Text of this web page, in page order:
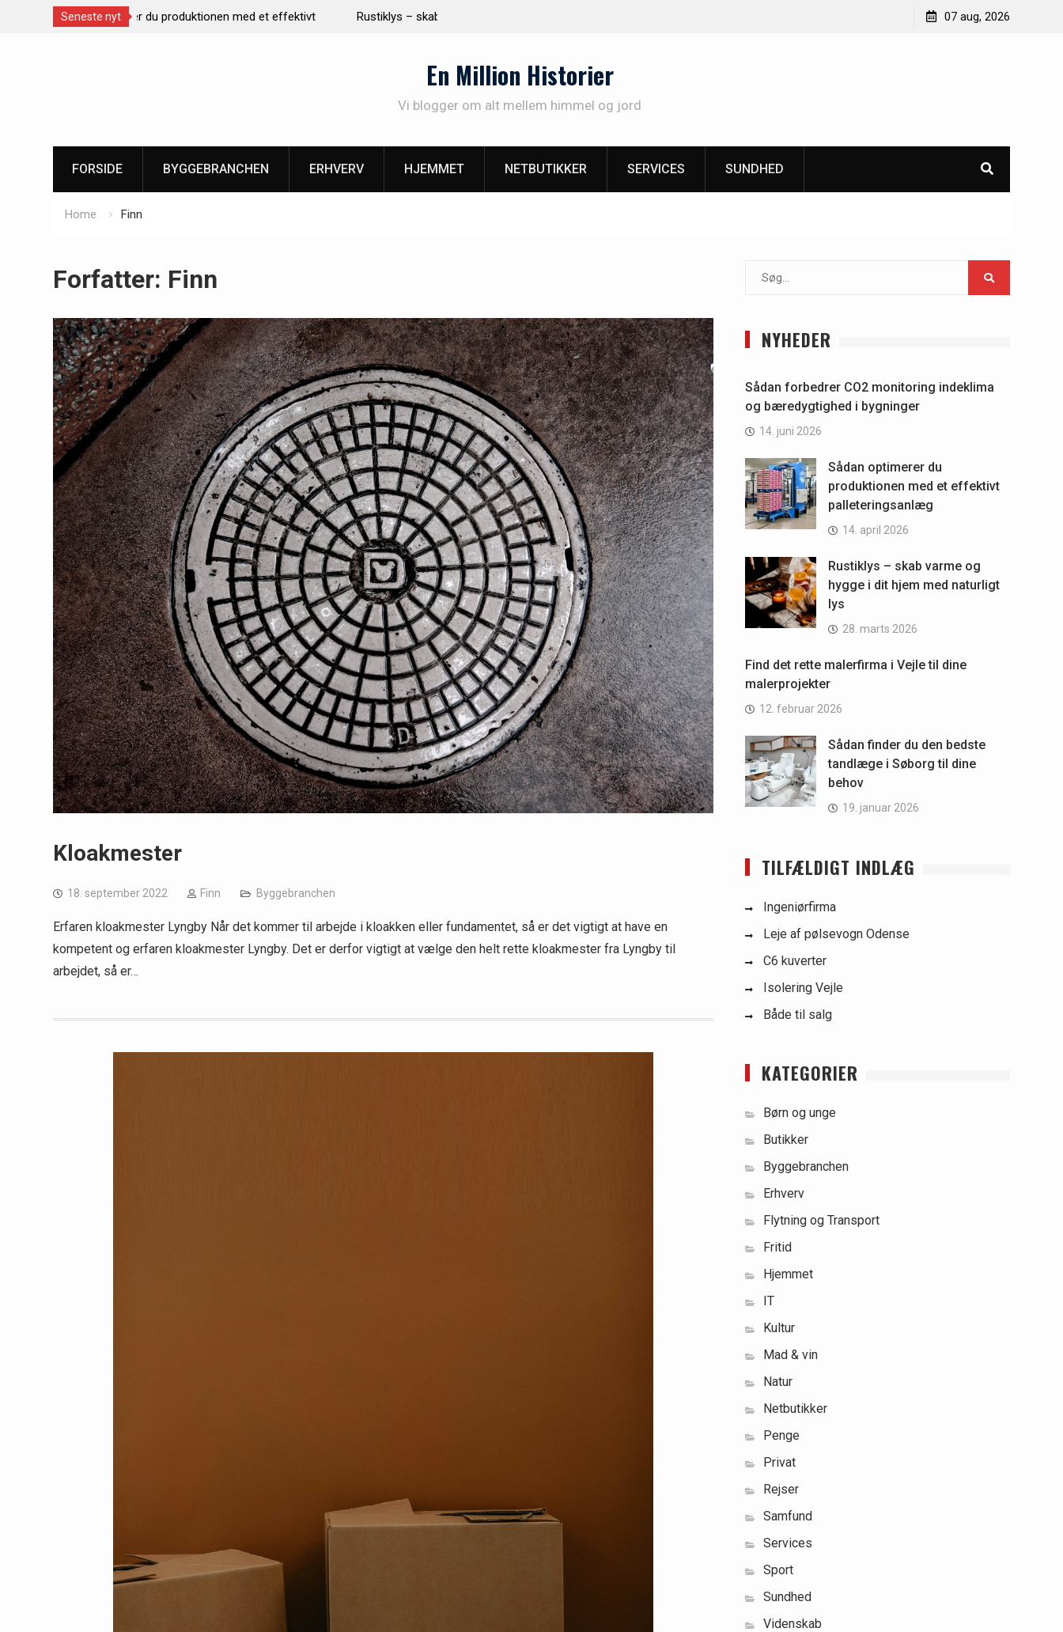
Seneste nyt
med et effektivt
Rustiklys – skab varme og hygge i dit hjem med
Sådan forbedrer CO2 monitoring indeklima og
07 aug, 2026
En Million Historier
Vi blogger om alt mellem himmel og jord
FORSIDE BYGGEBRANCHEN ERHVERV HJEMMET NETBUTIKKER SERVICES SUNDHED
Home Finn
Forfatter: Finn
Kloakmester
18. september 2022 Finn Byggebranchen
Erfaren kloakmester Lyngby Når det kommer til arbejde i kloakken eller fundamentet, så er det vigtigt at have en
kompetent og erfaren kloakmester Lyngby. Det er derfor vigtigt at vælge den helt rette kloakmester fra Lyngby til
arbejdet, så er…
Search
NYHEDER
Sådan forbedrer CO2 monitoring indeklima
og bæredygtighed i bygninger
14. juni 2026
Sådan optimerer du
produktionen med et effektivt
palleteringsanlæg
14. april 2026
Rustiklys – skab varme og
hygge i dit hjem med naturligt
lys
28. marts 2026
Find det rette malerfirma i Vejle til dine
malerprojekter
12. februar 2026
Sådan finder du den bedste
tandlæge i Søborg til dine
behov
19. januar 2026
TILFÆLDIGT INDLÆG
Ingeniørfirma
Leje af pølsevogn Odense
C6 kuverter
Isolering Vejle
Både til salg
KATEGORIER
Børn og unge
Butikker
Byggebranchen
Erhverv
Flytning og Transport
Fritid
Hjemmet
IT
Kultur
Mad & vin
Natur
Netbutikker
Penge
Privat
Rejser
Samfund
Services
Sport
Sundhed
Videnskab